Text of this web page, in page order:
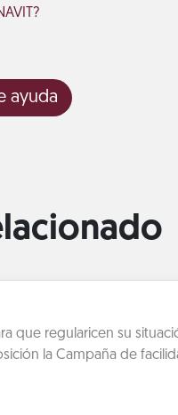
ayuda
que regularicen su
la Campaña de